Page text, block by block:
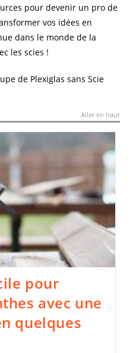
pour devenir un pro de
vos idées en
dans le monde de la
les scies !
de Plexiglas sans Scie
Aller en haut
pour
avec une
quelques